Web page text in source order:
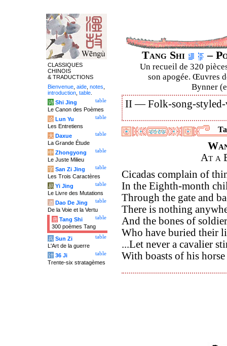
Tang Shi –
Un recueil de 320
son apogée. Œuvres
Bynner
II —Folk-song-styled-
At a
Cicadas complain of
In the Eighth-month
Through the gate and
There is nothing
And the bones of
Who have buried their
...Let never a cavalier
With boasts of his
CLASSIQUES
CHINOIS
& TRADUCTIONS
Bienvenue aide notes
introduction table
table
诗 Shi Jing
Le Canon des Poèmes
table
论 Lun Yu
Les Entretiens
table
大 Daxue
La Grande Étude
table
中 Zhongyong
Le Juste Milieu
table
字 San Zi Jing
Les Trois Caractères
table
易 Yi Jing
Le Livre des Mutations
table
道 Dao De Jing
De la Voie et la Vertu
table
唐 Tang Shi
300 poèmes Tang
table
兵 Sun Zi
L'Art de la guerre
table
计 36 Ji
Trente-six stratagèmes